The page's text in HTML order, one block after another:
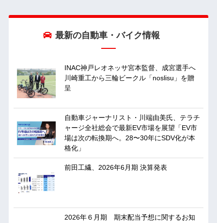
最新の自動車・バイク情報
INAC神戸レオネッサ宮本監督、成宮選手へ
川崎重工から三輪ビークル「noslisu」を贈
呈
自動車ジャーナリスト・川端由美氏、テラチ
ャージ全社総会で最新EV市場を展望「EV市
場は次の転換期へ。28〜30年にSDV化が本
格化」
前田工繊、2026年6月期 決算発表
2026年６月期 期末配当予想に関するお知